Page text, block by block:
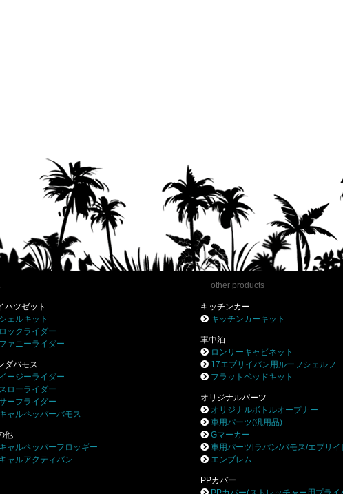
.
ハツゼット
シェルキット
ロックライダー
ファニーライダー
ダバモス
イージーライダー
スローライダー
ーフライダー
キャルペッパーバモス
他
キャルペッパーフロッギー
キャルアクティバン
other products
キッチンカー
キッチンカーキット
車中泊
ロンリーキャビネット
17エブリイバン用ルーフシェルフ
フラットベッドキット
オリジナルパーツ
オリジナルボトルオープナー
車用パーツ(汎用品)
Gマーカー
車用パーツ[ラパン/バモス/エブリイ]
エンブレム
PPカバー